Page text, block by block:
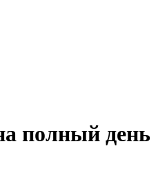
полный день